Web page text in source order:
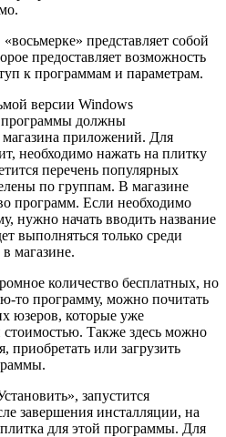
представляет собой
предоставляет возможность
к программам и параметрам.
версии Windows
должны
магазина приложений. Для
необходимо нажать на плитку
перечень популярных
по группам. В магазине
программ. Если необходимо
нужно начать вводить название
выполняться только среди
магазине.
количество бесплатных, но
то программу, можно почитать
юзеров, которые уже
стоимостью. Также здесь можно
приобретать или загрузить
запустится
завершения инсталляции, на
для этой программы. Для